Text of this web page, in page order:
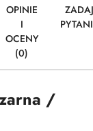
OPINIE
I
OCENY
(0)
/